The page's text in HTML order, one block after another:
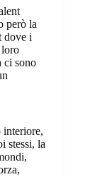
però la
dove i
loro
ci sono
interiore,
stessi, la